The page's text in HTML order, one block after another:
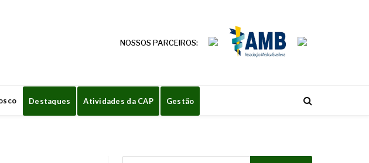
NOSSOS PARCEIROS:
Destaques Atividades da CAP Gestão